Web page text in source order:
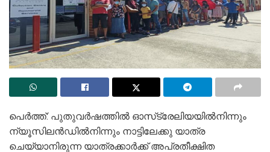
പെര്‍ത്ത്: പുതുവര്‍ഷത്തില്‍ ഓസ്‌ട്രേലിയയില്‍നിന്നും
ന്യൂസിലന്‍ഡില്‍നിന്നും നാട്ടിലേക്കു യാത്ര
ചെയ്യാനിരുന്ന യാത്രക്കാര്‍ക്ക് അപ്രതീക്ഷിത